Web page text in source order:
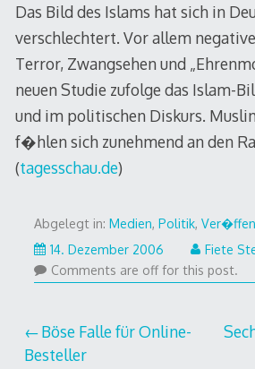
Das Bild des Islams hat sich in
verschlechtert. Vor allem
Terror, Zwangsehen und
neuen Studie zufolge das Islam-
und im politischen Diskurs.
f�hlen sich zunehmend an den
(tagesschau.de)
Abgelegt in: Medien, Politik,
14. Dezember 2006
Fiete
Comments are off for this post.
Beitragsnavigation
Böse Falle für Online-
Besteller